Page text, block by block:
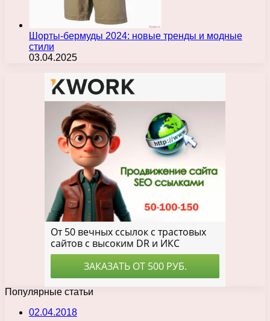
Шорты-бермуды 2024: новые тренды и модные
стили
03.04.2025
Популярные статьи
02.04.2018